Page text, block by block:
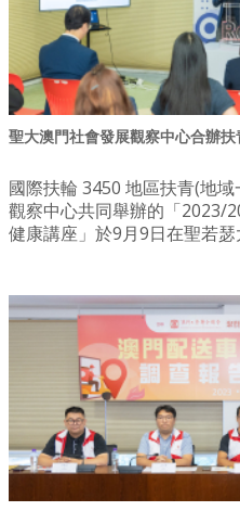
聖大澳門社會發展觀察中心合辦扶
國際扶輪 3450 地區扶青(地
觀察中心共同舉辦的「2023/
健康講座」於9月9日在聖若瑟